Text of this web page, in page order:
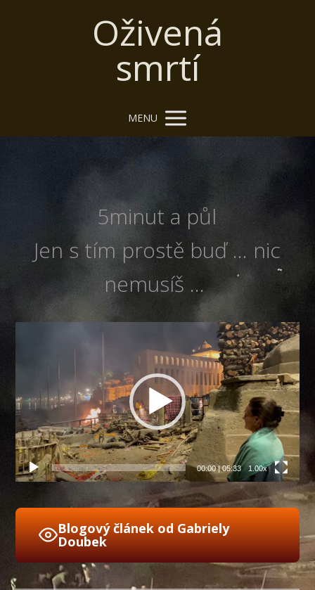
Oživená
smrtí
MENU
5minut a půl
Jen s tím prostě buď ... nic
nemusíš ...
00:00|05:33 1.00x
Blogový článek od Gabriely
Doubek